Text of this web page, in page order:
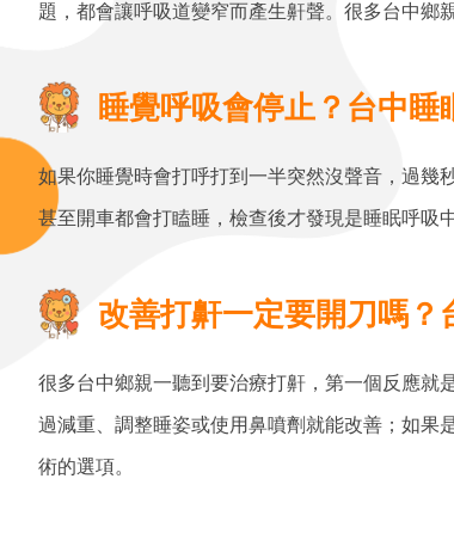
題，都會讓呼吸道變窄而產生鼾聲。很多台中鄉
睡覺呼吸會停止？台中
如果你睡覺時會打呼打到一半突然沒聲音，過幾
甚至開車都會打瞌睡，檢查後才發現是睡眠呼吸
改善打鼾一定要開刀嗎？
很多台中鄉親一聽到要治療打鼾，第一個反應就
過減重、調整睡姿或使用鼻噴劑就能改善；如果
術的選項。